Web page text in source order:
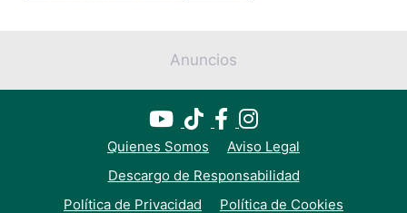
Anuncios
Quienes Somos
Aviso Legal
Descargo de Responsabilidad
Política de Privacidad
Política de Cookies